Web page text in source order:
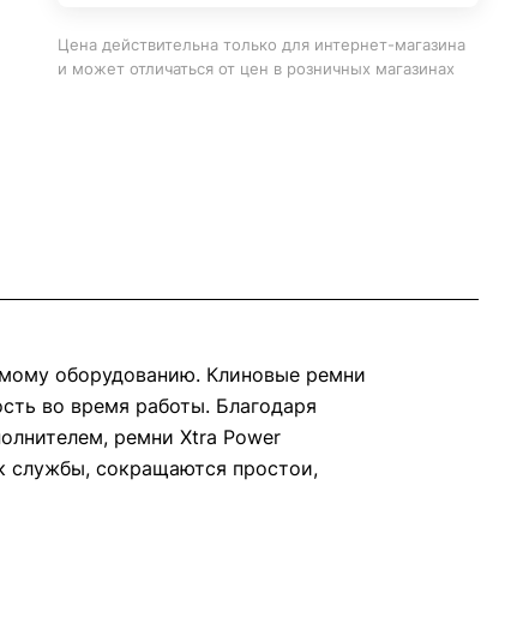
Цена действительна только для интернет-магазина
и может отличаться от цен в розничных магазинах
оборудованию. Клиновые ремни
во время работы. Благодаря
ремни Xtra Power
службы, сокращаются простои,